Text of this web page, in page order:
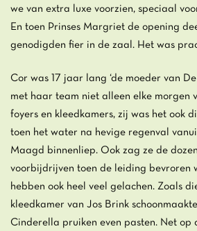
we van extra luxe voorzien, speciaal
En toen Prinses Margriet de opening
genodigden fier in de zaal. Het was
Cor was 17 jaar lang ‘de moeder van
met haar team niet alleen elke morgen
foyers en kleedkamers, zij was het ook
toen het water na hevige regenval
Maagd binnenliep. Ook zag ze de
voorbijdrijven toen de leiding bevroren
hebben ook heel veel gelachen. Zoals
kleedkamer van Jos Brink
Cinderella pruiken even pasten. Net op